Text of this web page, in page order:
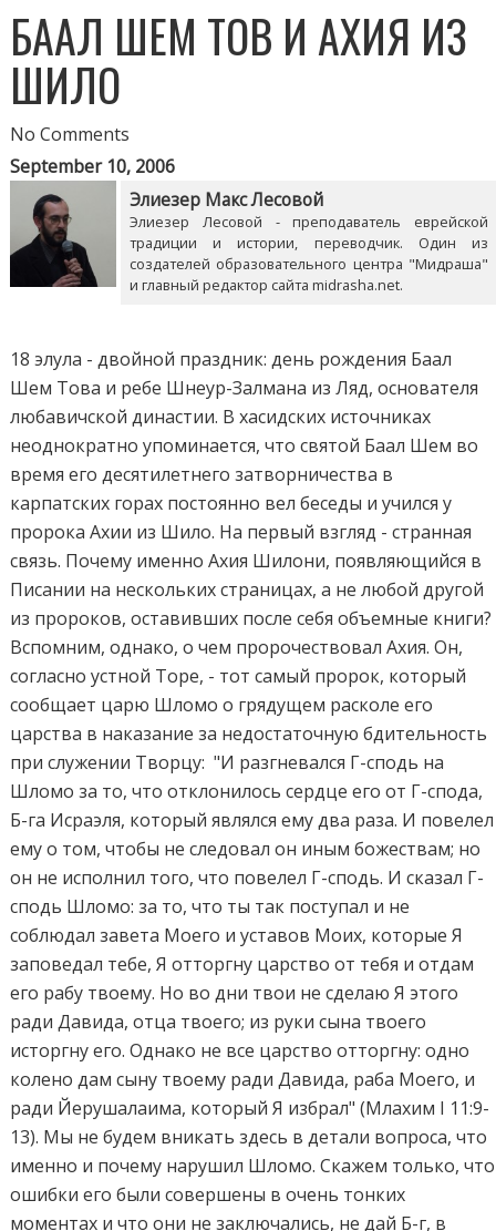
БААЛ ШЕМ ТОВ И АХИЯ ИЗ
ШИЛО
No Comments
September 10, 2006
Элиезер Макс Лесовой
Элиезер Лесовой - преподаватель еврейской
традиции и истории, переводчик. Один из
создателей образовательного центра "Мидраша"
и главный редактор сайта midrasha.net.
18 элула - двойной праздник: день рождения Баал
Шем Това и ребе Шнеур-Залмана из Ляд, основателя
любавичской династии. В хасидских источниках
неоднократно упоминается, что святой Баал Шем во
время его десятилетнего затворничества в
карпатских горах постоянно вел беседы и учился у
пророка Ахии из Шило. На первый взгляд - странная
связь. Почему именно Ахия Шилони, появляющийся в
Писании на нескольких страницах, а не любой другой
из пророков, оставивших после себя объемные книги?
Вспомним, однако, о чем пророчествовал Ахия. Он,
согласно устной Торе, - тот самый пророк, который
сообщает царю Шломо о грядущем расколе его
царства в наказание за недостаточную бдительность
при служении Творцу: "И разгневался Г-сподь на
Шломо за то, что отклонилось сердце его от Г-спода,
Б-га Исраэля, который являлся ему два раза. И повелел
ему о том, чтобы не следовал он иным божествам; но
он не исполнил того, что повелел Г-сподь. И сказал Г-
сподь Шломо: за то, что ты так поступал и не
соблюдал завета Моего и уставов Моих, которые Я
заповедал тебе, Я отторгну царство от тебя и отдам
его рабу твоему. Но во дни твои не сделаю Я этого
ради Давида, отца твоего; из руки сына твоего
исторгну его. Однако не все царство отторгну: одно
колено дам сыну твоему ради Давида, раба Моего, и
ради Йерушалаима, который Я избрал" (Млахим I 11:9-
13). Мы не будем вникать здесь в детали вопроса, что
именно и почему нарушил Шломо. Скажем только, что
ошибки его были совершены в очень тонких
моментах и что они не заключались, не дай Б-г, в